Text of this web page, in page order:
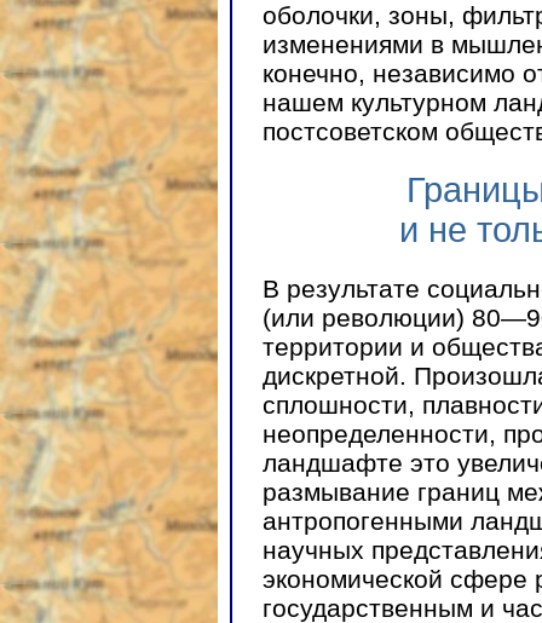
оболочки, зоны,
изменениями в
конечно, независимо
нашем культурном
постсоветском
и не
В результате
(или революции)
территории и
дискретной.
сплошности,
неопределенности,
ландшафте это
размывание границ
антропогенными
научных
экономической сфере
государственным и